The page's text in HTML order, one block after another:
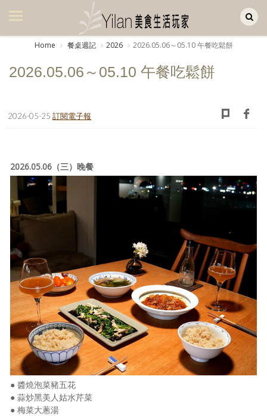
美食集
書房集
日記簿
餐桌週記
享樂隨手拍
照相簿
影音區
創意出版服務
歷史區
關於Yilan
個人著作
Home 餐桌週記 2026 2026.05.06～05.10 午餐吃鬆餅
2026.05.06～05.10 午餐吃鬆餅
2026-05-25 訂閱電子報
2026.05.06（三）晚餐
● 醬燒泡菜豬五花
● 蒜炒黑美人姑水芹菜
● 梅菜大蔥湯